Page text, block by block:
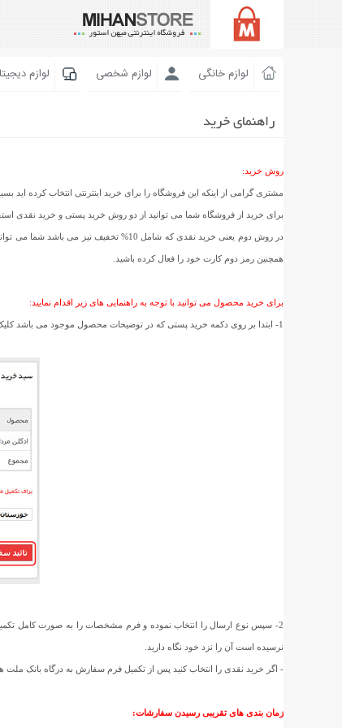
لوازم خانگی لوازم شخصی لوازم
راهنمای خرید
روش خرید:
مشتری گرامی از اینکه این فروشگاه را برای خرید اینترنتی انتخاب کرده اید
برای خرید از فروشگاه شما می توانید از دو روش خرید پستی و خرید نقدی
در روش دوم یعنی خرید نقدی که شامل
همچنین رمز دوم کارت خود را فعال کرده باشید.
برای خرید محصول می توانید با توجه به راهنمایی های زیر اقدام نمایید:
1- ابتدا بر روی دکمه خرید پستی که در توضیحات محصول موجود می باشد کلیک کنید، سپس در صفحه ای که باز شده است استان و شهر خود را انتخاب کنید و بر روی تائید سفارش کلیک کنید. (مانند عکس زیر)
2- سپس نوع ارسال را انتخاب نموده و فرم مشخصات را به صورت کامل
نرسیده است آن را نزد خود نگاه دارید.
- اگر خرید نقدی را انتخاب کنید پس از تکمیل فرم سفارش به درگاه بانک
زمان بندی های تقریبی رسیدن سفارشات: